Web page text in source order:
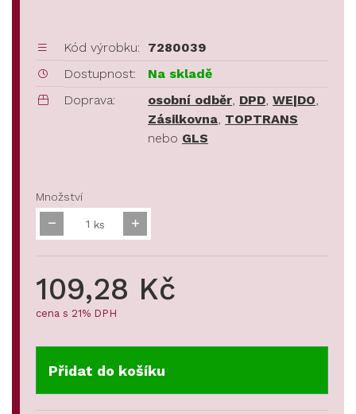
Kód výrobku:
7280039
Dostupnost:
Na skladě
Doprava:
osobní odběr, DPD, WE|DO,
Zásilkovna, TOPTRANS
nebo GLS
Množství
ks
109,28 Kč
cena s 21% DPH
Přidat do košíku